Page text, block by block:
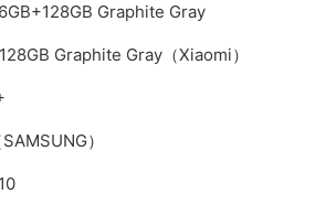
Graphite Gray
Graphite Gray（Xiaomi）
）